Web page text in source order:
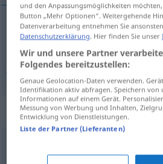
(ung)pigeagtig mädchenhaft
jomfruelig,bly mädchenhaft
Synonyme für
kindhaft,knabenhaft,
und den Anpassungsmöglichkeiten
Button „Mehr Optionen“. Weitergehende
Datenverarbeitung entnehmen Sie
Datenschutzerklärung . Hier finden Sie unser
Wir und unsere Partner
Folgendes bereitzustellen:
Genaue Geolocation-Daten verwenden.
Identifikation aktiv abfragen. Speichern
Informationen auf einem Gerät.
Messung von Werbung und Inhalten,
Entwicklung von Dienstleistungen.
Liste der Partner (Lieferanten)